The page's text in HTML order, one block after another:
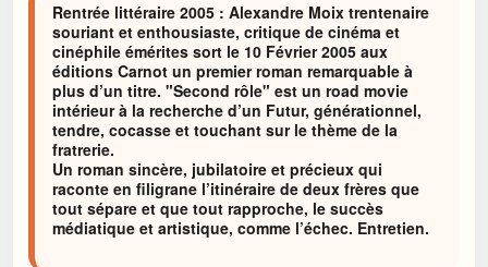
Rentrée littéraire 2005 : Alexandre Moix trentenaire
souriant et enthousiaste, critique de cinéma et
cinéphile émérites sort le 10 Février 2005 aux
éditions Carnot un premier roman remarquable à
plus d’un titre. "Second rôle" est un road movie
intérieur à la recherche d’un Futur, générationnel,
tendre, cocasse et touchant sur le thème de la
fratrerie.
Un roman sincère, jubilatoire et précieux qui
raconte en filigrane l’itinéraire de deux frères que
tout sépare et que tout rapproche, le succès
médiatique et artistique, comme l’échec. Entretien.